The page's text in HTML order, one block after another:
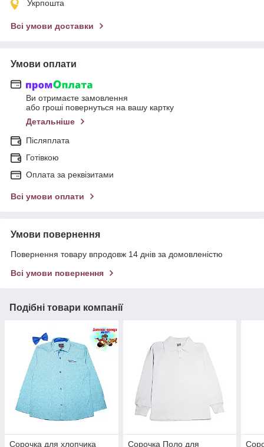
Укрпошта
Всі умови доставки
Умови оплати
Ви отримаєте замовлення
або гроші повернуться на вашу картку
Детальніше
Післяплата
Готівкою
Оплата за реквізитами
Всі умови оплати
Умови повернення
Повернення товару впродовж 14 днів за домовленістю
Всі умови повернення
Подібні товари компанії
Сорочка для хлопчика
Сорочка Поло для